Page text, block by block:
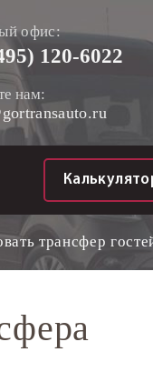
офис:
120-6022
нам:
трансфер